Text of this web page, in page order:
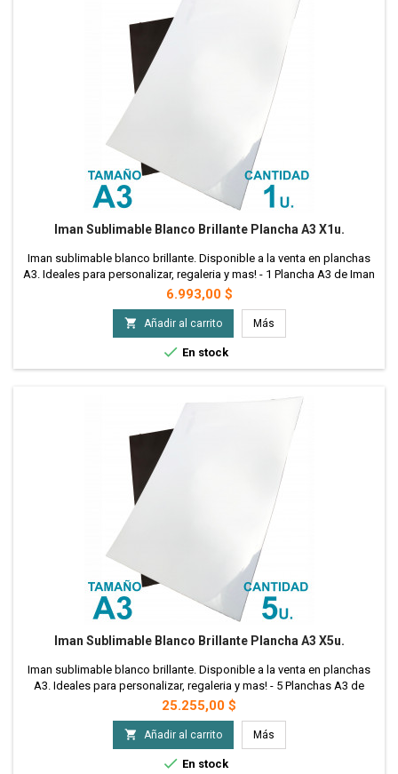
Iman Sublimable Blanco Brillante Plancha A3 X1u.
Iman sublimable blanco brillante. Disponible a la venta en planchas
A3. Ideales para personalizar, regaleria y mas! - 1 Plancha A3 de Iman
Sublimable
Precio
6.993,00 $
 Añadir al carrito Más
 En stock
Iman Sublimable Blanco Brillante Plancha A3 X5u.
Iman sublimable blanco brillante. Disponible a la venta en planchas
A3. Ideales para personalizar, regaleria y mas! - 5 Planchas A3 de
Iman Sublimable
Precio
25.255,00 $
 Añadir al carrito Más
 En stock